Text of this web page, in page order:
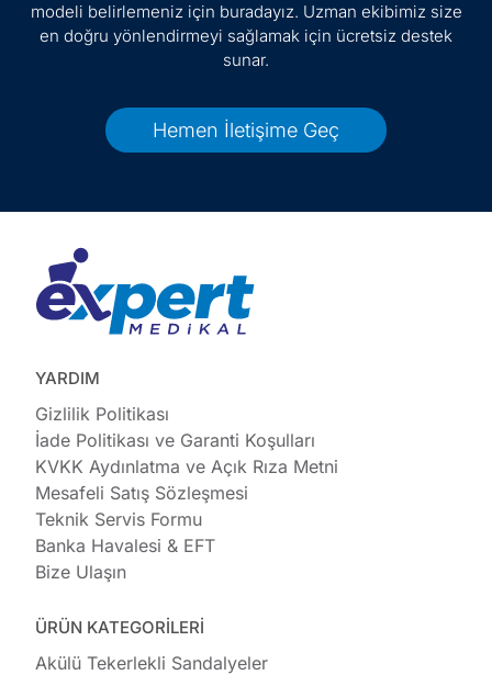
modeli belirlemeniz için buradayız. Uzman ekibimiz size
en doğru yönlendirmeyi sağlamak için ücretsiz destek
sunar.
Hemen İletişime Geç
YARDIM
Gizlilik Politikası
İade Politikası ve Garanti Koşulları
KVKK Aydınlatma ve Açık Rıza Metni
Mesafeli Satış Sözleşmesi
Teknik Servis Formu
Banka Havalesi & EFT
Bize Ulaşın
ÜRÜN KATEGORİLERİ
Akülü Tekerlekli Sandalyeler